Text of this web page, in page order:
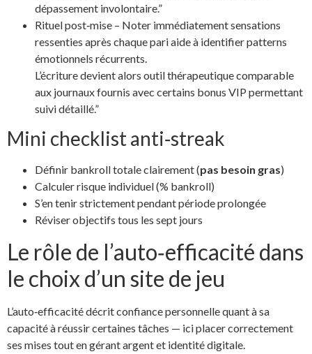
dépassement involontaire.”
Rituel post‐mise – Noter immédiatement sensations
ressenties après chaque pari aide à identifier patterns
émotionnels récurrents.
L’écriture devient alors outil thérapeutique comparable
aux journaux fournis avec certains bonus VIP permettant
suivi détaillé.”
Mini checklist anti‑streak
Définir bankroll totale clairement (pas besoin gras)
Calculer risque individuel (% bankroll)
S’en tenir strictement pendant période prolongée
Réviser objectifs tous les sept jours
Le rôle de l’auto‑efficacité dans
le choix d’un site de jeu
L’auto‑efficacité décrit confiance personnelle quant à sa
capacité à réussir certaines tâches — ici placer correctement
ses mises tout en gérant argent et identité digitale.